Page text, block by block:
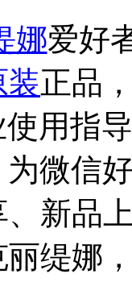
娜爱好
装正品
用指
为微信
新品
缇娜